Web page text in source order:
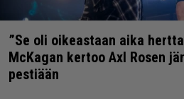
”Se oli oikeastaan aika
McKagan kertoo Axl Rosen
pestiään